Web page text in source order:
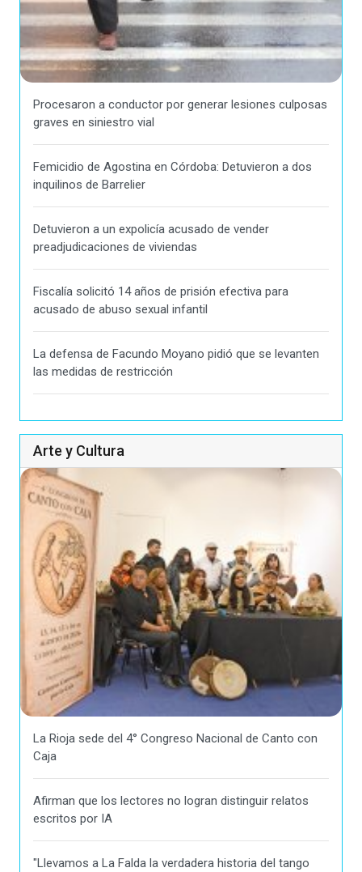
Procesaron a conductor por generar lesiones culposas
graves en siniestro vial
Femicidio de Agostina en Córdoba: Detuvieron a dos
inquilinos de Barrelier
Detuvieron a un expolicía acusado de vender
preadjudicaciones de viviendas
Fiscalía solicitó 14 años de prisión efectiva para
acusado de abuso sexual infantil
La defensa de Facundo Moyano pidió que se levanten
las medidas de restricción
Arte y Cultura
La Rioja sede del 4° Congreso Nacional de Canto con
Caja
Afirman que los lectores no logran distinguir relatos
escritos por IA
"Llevamos a La Falda la verdadera historia del tango